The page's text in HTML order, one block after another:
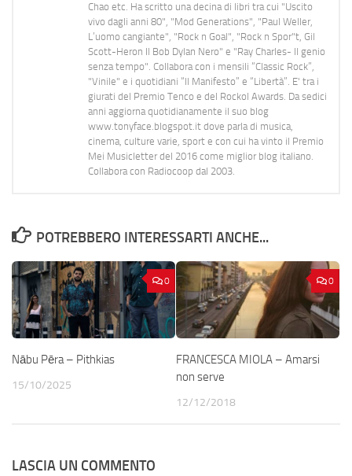
Chao etc. Ha scritto una decina di libri tra cui "Uscito
vivo dagli anni 80", "Mod Generations", "Paul Weller,
L’uomo cangiante", "Rock n Goal", "Rock n Spor"t, Gil
Scott-Heron Il Bob Dylan Nero" e "Ray Charles- Il genio
senza tempo". Collabora con i mensili “Classic Rock”,
"Vinile" e i quotidiani “Il Manifesto” e “Libertà”. E' tra i
giurati del Premio Tenco e del Rockol Awards. Da sedici
anni aggiorna quotidianamente il suo blog
www.tonyface.blogspot.it dove parla di musica,
cinema, culture varie, sport e con cui ha vinto il Premio
Mei Musicletter del 2016 come miglior blog italiano.
Collabora con Radiocoop dal 2003.
POTREBBERO INTERESSARTI ANCHE...
0
Nābu Pēra – Pithkias
15/10/2025
0
FRANCESCA MIOLA – Amarsi
non serve
12/12/2018
LASCIA UN COMMENTO